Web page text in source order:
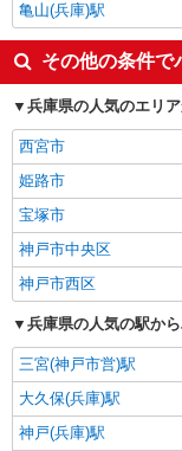
亀山(兵庫)駅
その他の条件で
兵庫県の人気のエリ
西宮市
姫路市
宝塚市
神戸市中央区
神戸市西区
兵庫県の人気の駅か
三宮(神戸市営)駅
大久保(兵庫)駅
神戸(兵庫)駅